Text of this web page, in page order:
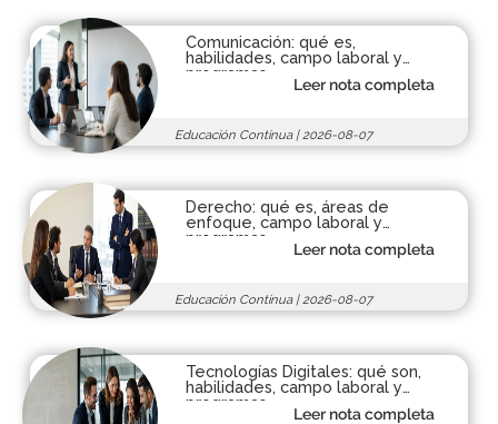
Comunicación: qué es,
habilidades, campo laboral y
programas
Leer nota completa
Educación Continua| 2026-08-07
Derecho: qué es, áreas de
enfoque, campo laboral y
programas
Leer nota completa
Educación Continua| 2026-08-07
Tecnologías Digitales: qué son,
habilidades, campo laboral y
programas
Leer nota completa